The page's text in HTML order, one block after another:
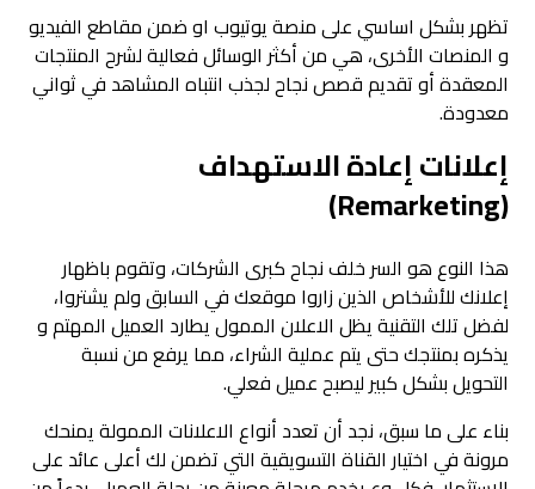
تظهر بشكل اساسي على منصة يوتيوب او ضمن مقاطع الفيديو
و المنصات الأخرى، هي من أكثر الوسائل فعالية لشرح المنتجات
المعقدة أو تقديم قصص نجاح لجذب انتباه المشاهد في ثواني
معدودة.
إعلانات إعادة الاستهداف
(Remarketing)
هذا النوع هو السر خلف نجاح كبرى الشركات، وتقوم باظهار
إعلانك للأشخاص الذين زاروا موقعك في السابق ولم يشتروا،
لفضل تلك التقنية يظل الاعلان الممول يطارد العميل المهتم و
يذكره بمنتجك حتى يتم عملية الشراء، مما يرفع من نسبة
التحويل بشكل كبير ليصبح عميل فعلي.
بناء على ما سبق، نجد أن تعدد أنواع الاعلانات الممولة يمنحك
مرونة في اختيار القناة التسويقية التي تضمن لك أعلى عائد على